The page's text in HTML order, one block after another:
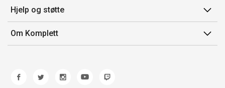
Flex
Komplett Club
Salgsbetingelser
Medlemsvilkår for Komplett Club
Merker/produsent
Hjelp og støtte
Kontakt oss
Kundeservice
Retur
Om Komplett